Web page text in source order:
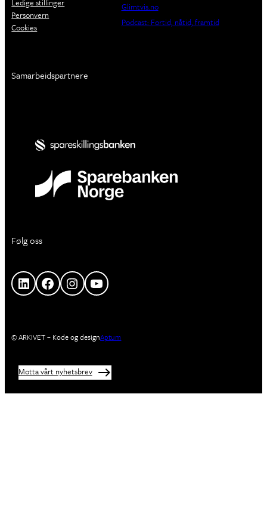
Ledige stillinger
Personvern
Cookies
Glimtvis.no
Podcast: Fortid, nåtid, framtid
Samarbeidspartnere
Følg oss
LinkedIn Facebook Instagram YouTube
© ARKIVET – Kode og designAptum
Motta vårt nyhetsbrev